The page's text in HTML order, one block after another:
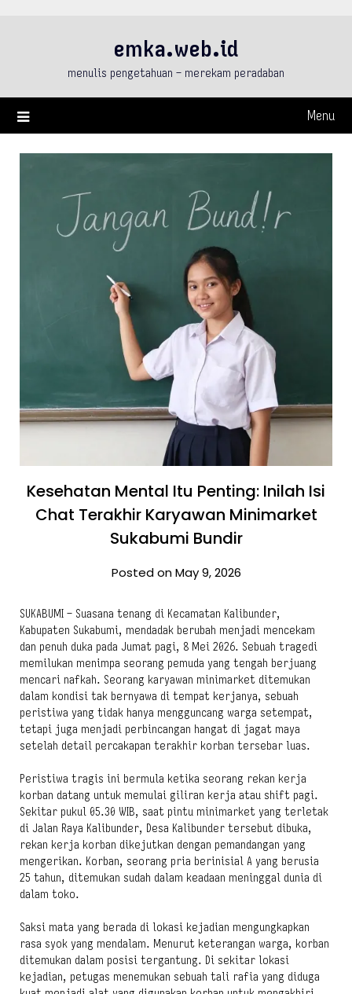
emka.web.id
menulis pengetahuan – merekam peradaban
Menu
Kesehatan Mental Itu Penting: Inilah Isi
Chat Terakhir Karyawan Minimarket
Sukabumi Bundir
Posted on May 9, 2026
SUKABUMI – Suasana tenang di Kecamatan Kalibunder,
Kabupaten Sukabumi, mendadak berubah menjadi mencekam
dan penuh duka pada Jumat pagi, 8 Mei 2026. Sebuah tragedi
memilukan menimpa seorang pemuda yang tengah berjuang
mencari nafkah. Seorang karyawan minimarket ditemukan
dalam kondisi tak bernyawa di tempat kerjanya, sebuah
peristiwa yang tidak hanya mengguncang warga setempat,
tetapi juga menjadi perbincangan hangat di jagat maya
setelah detail percakapan terakhir korban tersebar luas.
Peristiwa tragis ini bermula ketika seorang rekan kerja
korban datang untuk memulai giliran kerja atau shift pagi.
Sekitar pukul 05.30 WIB, saat pintu minimarket yang terletak
di Jalan Raya Kalibunder, Desa Kalibunder tersebut dibuka,
rekan kerja korban dikejutkan dengan pemandangan yang
mengerikan. Korban, seorang pria berinisial A yang berusia
25 tahun, ditemukan sudah dalam keadaan meninggal dunia di
dalam toko.
Saksi mata yang berada di lokasi kejadian mengungkapkan
rasa syok yang mendalam. Menurut keterangan warga, korban
ditemukan dalam posisi tergantung. Di sekitar lokasi
kejadian, petugas menemukan sebuah tali rafia yang diduga